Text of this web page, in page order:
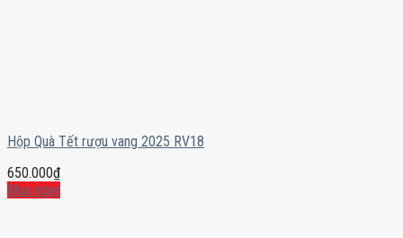
Hộp Quà Tết rượu vang 2025 RV18
650.000₫
Mua ngay